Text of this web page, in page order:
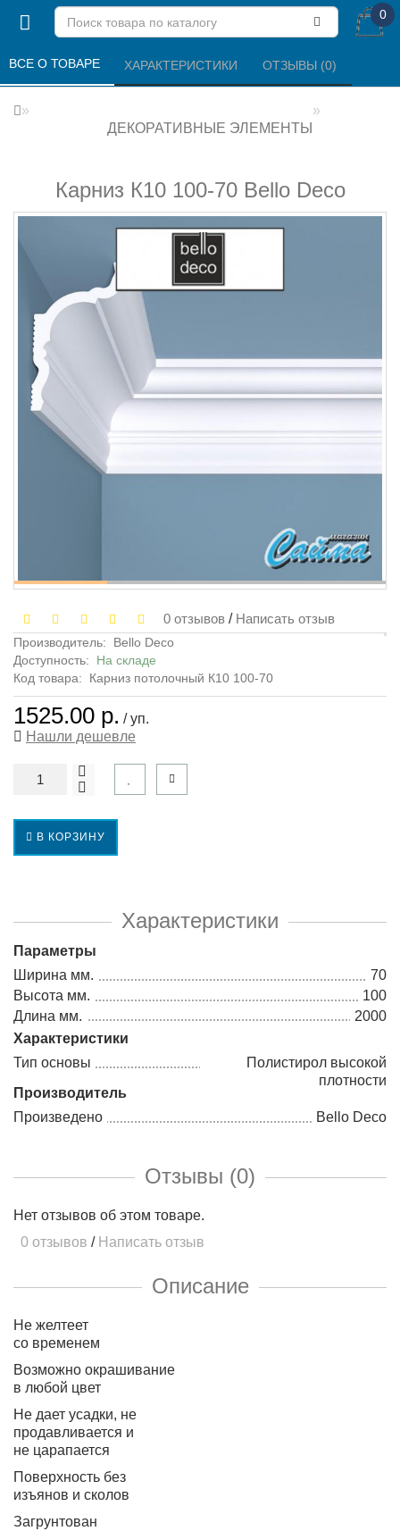
0
ДЕКОРАТИВНЫЕ ЭЛЕМЕНТЫ
Карниз К10 100-70 Bello Deco
ВСЕ О ТОВАРЕ ХАРАКТЕРИСТИКИ ОТЗЫВЫ (0)
0 отзывов / Написать отзыв
Производитель:
Bello Deco
Доступность: На складе
Код товара:
Карниз потолочный К10 100-70
1525.00 р. / уп.
Нашли дешевле
В КОРЗИНУ
Характеристики
Параметры
Ширина мм.
70
Высота мм.
100
Длина мм.
2000
Характеристики
Тип основы
Полистирол высокой
плотности
Производитель
Произведено
Bello Deco
Отзывы (0)
Нет отзывов об этом товаре.
0 отзывов / Написать отзыв
Описание
Не желтеет
со временем
Возможно окрашивание
в любой цвет
Не дает усадки, не
продавливается и
не царапается
Поверхность без
изъянов и сколов
Загрунтован